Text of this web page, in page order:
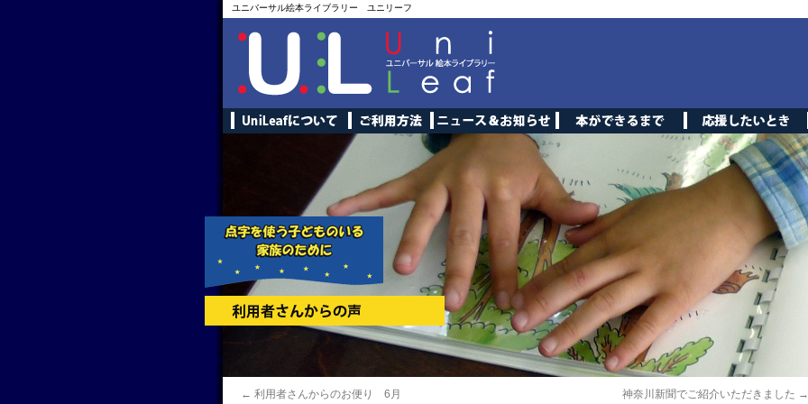
ユニバーサル絵本ライブラリー ユニリーフ
← 利用者さんからのお便り 6月 神奈川新聞でご紹介いただきました →